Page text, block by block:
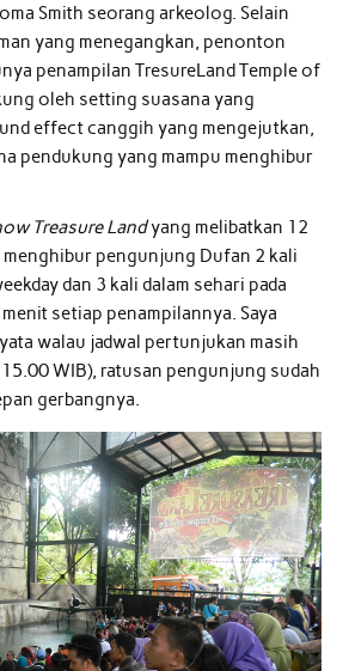
Smith seorang arkeolog. Selain
yang menegangkan, penonton
penampilan TresureLand Temple of
oleh setting suasana yang
effect canggih yang mengejutkan,
pendukung yang mampu menghibur
Treasure Landyang melibatkan 12
pengunjung Dufan 2 kali
dan 3 kali dalam sehari pada
setiap penampilannya. Saya
walau jadwal pertunjukan masih
WIB), ratusan pengunjung sudah
gerbangnya.